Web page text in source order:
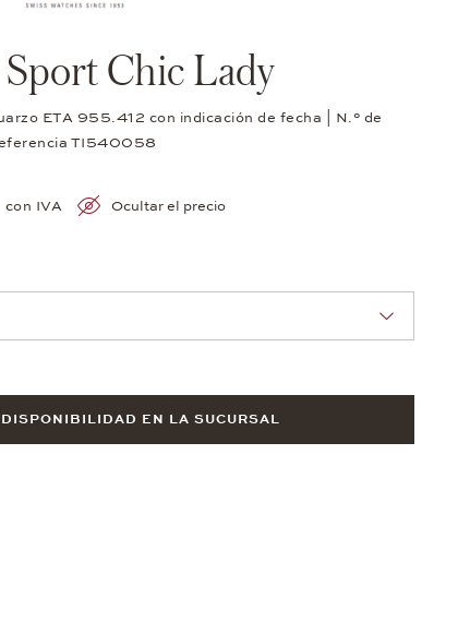
Chic Lady
ETA 955.412 con indicación de fecha | N.° de
TI540058
con IVA Ocultar el precio
EN LA SUCURSAL